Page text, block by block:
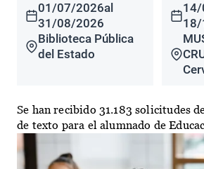
01/07/2026al
31/08/2026
Biblioteca Pública
del Estado
Se han recibido 31.183 solicitudes
de texto para el alumnado de